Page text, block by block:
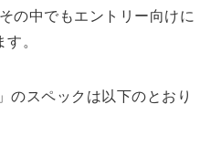
の中でもエントリー向けに
。
のスペックは以下のとおり